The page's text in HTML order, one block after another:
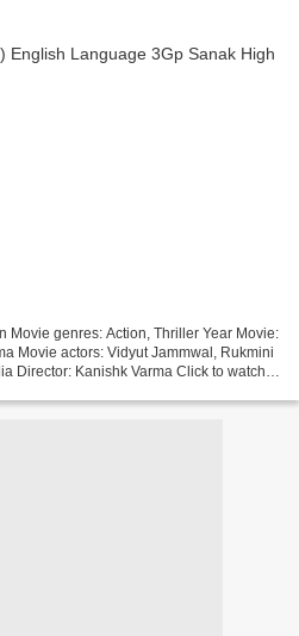
Movie genres: Action, Thriller Year Movie:
Movie actors: Vidyut Jammwal, Rukmini
Director: Kanishk Varma Click to watch